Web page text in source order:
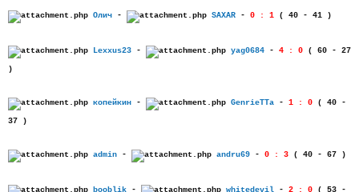
Олич - SAXAR - 0 : 1 ( 40 - 41 )
Lexxus23 - yag0684 - 4 : 0 ( 60 - 27
)
копейкин - GenrieTTa - 1 : 0 ( 40 -
37 )
admin - andru69 - 0 : 3 ( 40 - 67 )
booblik - whitedevil - 2 : 0 ( 53 -